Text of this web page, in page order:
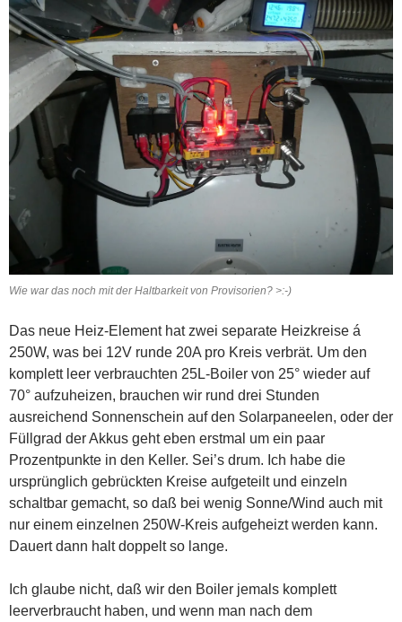
Wie war das noch mit der Haltbarkeit von Provisorien? >:-)
Das neue Heiz-Element hat zwei separate Heizkreise á
250W, was bei 12V runde 20A pro Kreis verbrät. Um den
komplett leer verbrauchten 25L-Boiler von 25° wieder auf
70° aufzuheizen, brauchen wir rund drei Stunden
ausreichend Sonnenschein auf den Solarpaneelen, oder der
Füllgrad der Akkus geht eben erstmal um ein paar
Prozentpunkte in den Keller. Sei’s drum. Ich habe die
ursprünglich gebrückten Kreise aufgeteilt und einzeln
schaltbar gemacht, so daß bei wenig Sonne/Wind auch mit
nur einem einzelnen 250W-Kreis aufgeheizt werden kann.
Dauert dann halt doppelt so lange.
Ich glaube nicht, daß wir den Boiler jemals komplett
leerverbraucht haben, und wenn man nach dem